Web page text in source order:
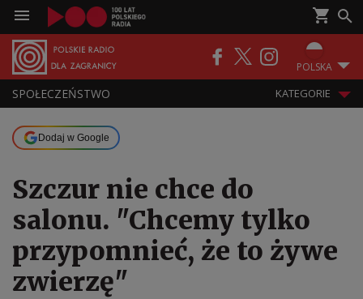
POLSKA
SPOŁECZEŃSTWO KATEGORIE
Dodaj w Google
Szczur nie chce do
salonu. "Chcemy tylko
przypomnieć, że to żywe
zwierzę"